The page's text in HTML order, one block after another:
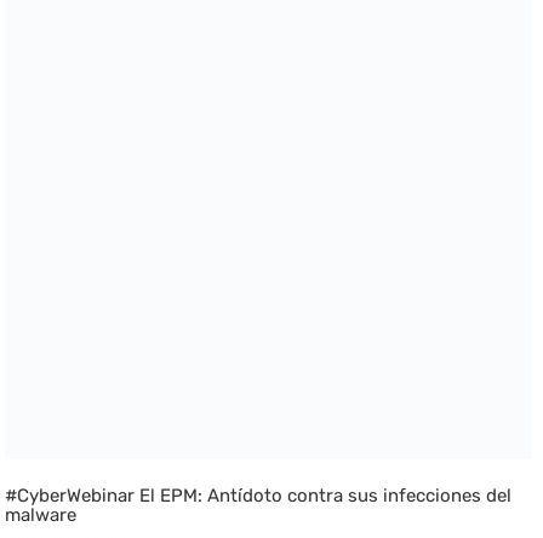
#CyberWebinar El EPM: Antídoto contra sus infecciones del
malware